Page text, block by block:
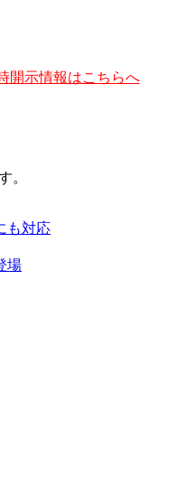
開示情報はこちらへ
。
も対応
場